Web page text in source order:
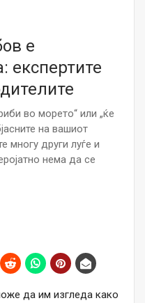
е
експертите
во морето“ или „ќе
на вашиот
многу други луѓе и
нема да се
да им изгледа како